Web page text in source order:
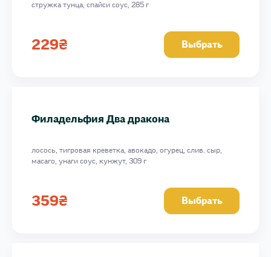
стружка тунца, спайси соус, 285 г
229₴ Выбрать
Филадельфия Два дракона
лосось, тигровая креветка, авокадо, огурец, слив. сыр,
масаго, унаги соус, кунжут, 309 г
359₴ Выбрать